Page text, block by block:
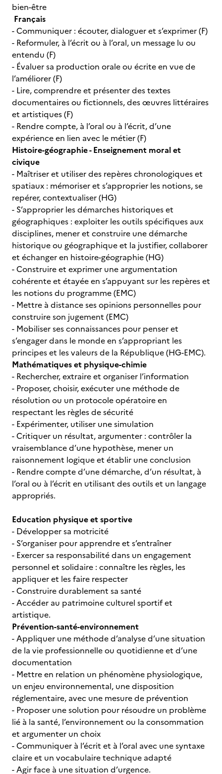
bien-être
Français
- Communiquer : écouter, dialoguer et s’exprimer (F)
- Reformuler, à l’écrit ou à l’oral, un message lu ou
entendu (F)
- Évaluer sa production orale ou écrite en vue de
l’améliorer (F)
- Lire, comprendre et présenter des textes
documentaires ou fictionnels, des œuvres littéraires
et artistiques (F)
- Rendre compte, à l’oral ou à l’écrit, d’une
expérience en lien avec le métier (F)
Histoire-géographie - Enseignement moral et
civique
- Maîtriser et utiliser des repères chronologiques et
spatiaux : mémoriser et s’approprier les notions, se
repérer, contextualiser (HG)
- S’approprier les démarches historiques et
géographiques : exploiter les outils spécifiques aux
disciplines, mener et construire une démarche
historique ou géographique et la justifier, collaborer
et échanger en histoire-géographie (HG)
- Construire et exprimer une argumentation
cohérente et étayée en s’appuyant sur les repères et
les notions du programme (EMC)
- Mettre à distance ses opinions personnelles pour
construire son jugement (EMC)
- Mobiliser ses connaissances pour penser et
s’engager dans le monde en s’appropriant les
principes et les valeurs de la République (HG-EMC).
Mathématiques et physique-chimie
- Rechercher, extraire et organiser l’information
- Proposer, choisir, exécuter une méthode de
résolution ou un protocole opératoire en
respectant les règles de sécurité
- Expérimenter, utiliser une simulation
- Critiquer un résultat, argumenter : contrôler la
vraisemblance d’une hypothèse, mener un
raisonnement logique et établir une conclusion
- Rendre compte d’une démarche, d’un résultat, à
l’oral ou à l’écrit en utilisant des outils et un langage
appropriés.
Education physique et sportive
- Développer sa motricité
- S’organiser pour apprendre et s’entraîner
- Exercer sa responsabilité dans un engagement
personnel et solidaire : connaître les règles, les
appliquer et les faire respecter
- Construire durablement sa santé
- Accéder au patrimoine culturel sportif et
artistique.
Prévention-santé-environnement
- Appliquer une méthode d’analyse d’une situation
de la vie professionnelle ou quotidienne et d’une
documentation
- Mettre en relation un phénomène physiologique,
un enjeu environnemental, une disposition
réglementaire, avec une mesure de prévention
- Proposer une solution pour résoudre un problème
lié à la santé, l’environnement ou la consommation
et argumenter un choix
- Communiquer à l’écrit et à l’oral avec une syntaxe
claire et un vocabulaire technique adapté
- Agir face à une situation d’urgence.